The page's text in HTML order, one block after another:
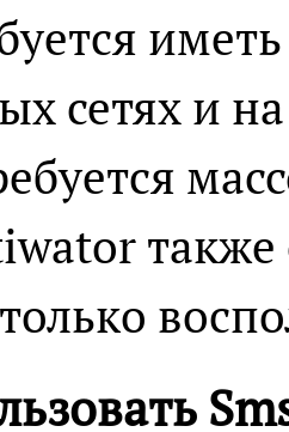
сетях и